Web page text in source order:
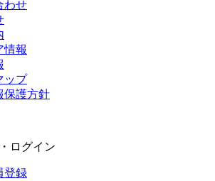
わせ
情報
ップ
保護方針
ログイン
登録